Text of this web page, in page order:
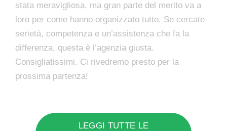
stata meravigliosa, ma gran parte del merito va a
loro per come hanno organizzato tutto. Se cercate
serietà, competenza e un’assistenza che fa la
differenza, questa è l’agenzia giusta.
Consigliatissimi. Ci rivedremo presto per la
prossima partenza!
LEGGI TUTTE LE